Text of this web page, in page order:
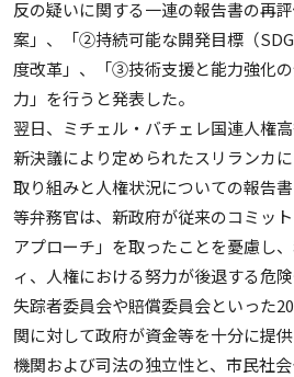
反の疑いに関する一連の報告書の再
案」、「②持続可能な開発目標（
度改革」、「③技術支援と能力強化
力」を行うと発表した。
翌日、ミチェル・バチェレ国連人権
新決議により定められたスリランカ
取り組みと人権状況についての報告
等弁務官は、新政府が従来のコミッ
アプローチ」を取ったことを憂慮し
ィ、人権における努力が後退する危険
失踪者委員会や賠償委員会といった
関に対して政府が資金等を十分に提
機関および司法の独立性と、市民社